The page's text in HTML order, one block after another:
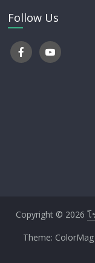
Follow Us
Copyright © 2026 โ
Theme: